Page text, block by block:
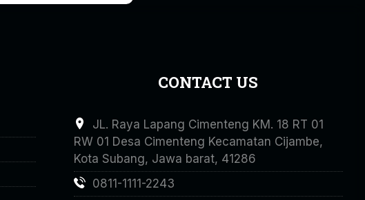
CONTACT US
JL. Raya Lapang Cimenteng KM. 18 RT 01
RW 01 Desa Cimenteng Kecamatan Cijambe,
Kota Subang, Jawa barat, 41286
0811-1111-2243